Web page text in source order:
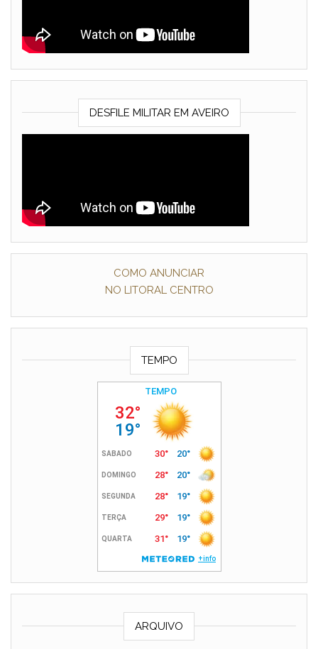
DESFILE MILITAR EM AVEIRO
COMO ANUNCIAR
NO LITORAL CENTRO
TEMPO
ARQUIVO